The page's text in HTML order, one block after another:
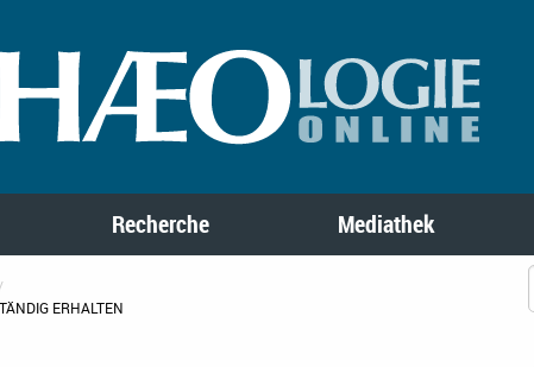
Recherche Mediathek
ERHALTEN